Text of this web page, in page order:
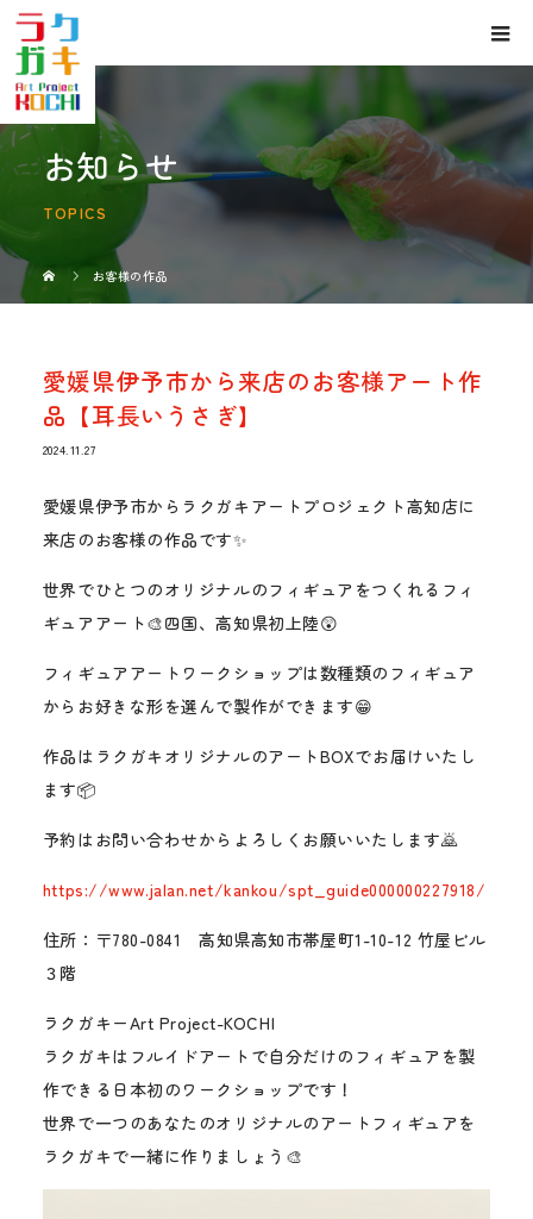
お知らせ
TOPICS
お客様の作品
愛媛県伊予市から来店のお客様アート作
品【耳長いうさぎ】
2024.11.27
愛媛県伊予市からラクガキアートプロジェクト高知店に
来店のお客様の作品です✨
世界でひとつのオリジナルのフィギュアをつくれるフィ
ギュアアート🎨四国、高知県初上陸😲
フィギュアアートワークショップは数種類のフィギュア
からお好きな形を選んで製作ができます😁
作品はラクガキオリジナルのアートBOXでお届けいたし
ます📦
予約はお問い合わせからよろしくお願いいたします🙇
https://www.jalan.net/kankou/spt_guide000000227918/
住所：〒780-0841 高知県高知市帯屋町1-10-12 竹屋ビル
３階
ラクガキーArt Project-KOCHI
ラクガキはフルイドアートで自分だけのフィギュアを製
作できる日本初のワークショップです！
世界で一つのあなたのオリジナルのアートフィギュアを
ラクガキで一緒に作りましょう🎨